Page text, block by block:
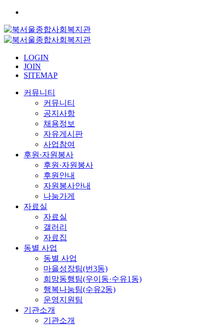
LOGIN
JOIN
SITEMAP
커뮤니티
커뮤니티
공지사항
채용정보
자유게시판
사업참여
후원·자원봉사
후원·자원봉사
후원안내
자원봉사안내
나눔가게
자료실
자료실
갤러리
자료집
동별 사업
동별 사업
마을성장팀(번3동)
희망동행팀(우이동·수유1동)
행복나눔팀(수유2동)
운영지원팀
기관소개
기관소개